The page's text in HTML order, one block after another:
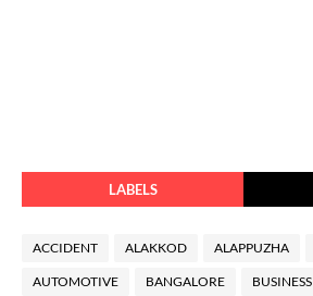
LABELS
ACCIDENT ALAKKOD ALAPPUZHA
AUTOMOTIVE BANGALORE BUSINESS